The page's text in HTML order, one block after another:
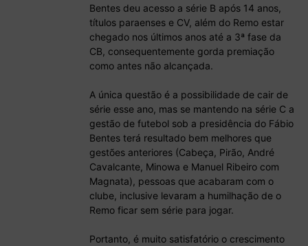
Bentes deu acesso a série B após 14 anos,
títulos paraenses e CV, além do Remo estar
chegado nos últimos anos até a 3ª fase da
CB, consequentemente gorda premiação
como antes não alcançada.
A única questão é a possibilidade de cair de
série esse ano, mas se mantendo na série C a
gestão de futebol sob a presidência do Fábio
Bentes terá resultado bem melhores que
gestões anteriores (Cabeça, Pirão, André
Cavalcante, Minowa e Manuel Ribeiro com
Magnata), pessoas que acabaram com o
clube, inclusive levaram a humilhação de o
Remo ficar sem série para jogar.
Portanto, é muito satisfatório o crescimento